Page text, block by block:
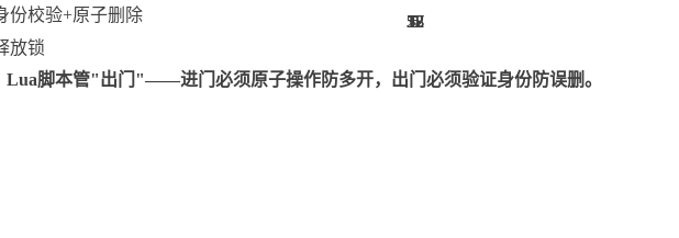
5
5
5
18
52
份校验+原子删除
放锁
脚本管"出门"——进门必须原子操作防多开，出门必须验证身份防误删。
5
37
5
5
5
18
5
5
5
52
37
52
6
52
52
5
28
5